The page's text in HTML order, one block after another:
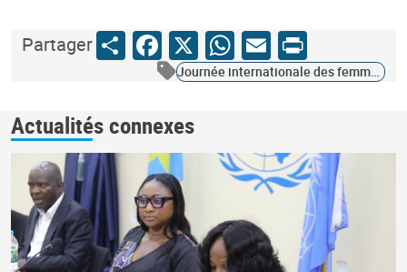
PartagerShareFacebook
X WhatsApp
Email
Print
Journée internationale des femmes 01
Actualités connexes